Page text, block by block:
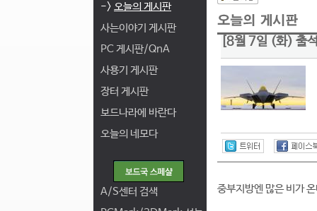
-> 오늘의 게시판
사는이야기 게시판
PC 게시판/QnA
사용기 게시판
장터 게시판
보드나라에 바란다
오늘의 네모다
A/S센터 검색
[8월 7일 (화) 출
중부지방엔 많은 비가